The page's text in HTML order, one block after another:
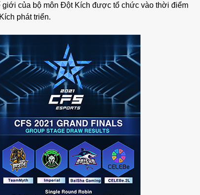
giới của bộ môn Đột Kích được tổ chức vào thời điểm
phát triển.